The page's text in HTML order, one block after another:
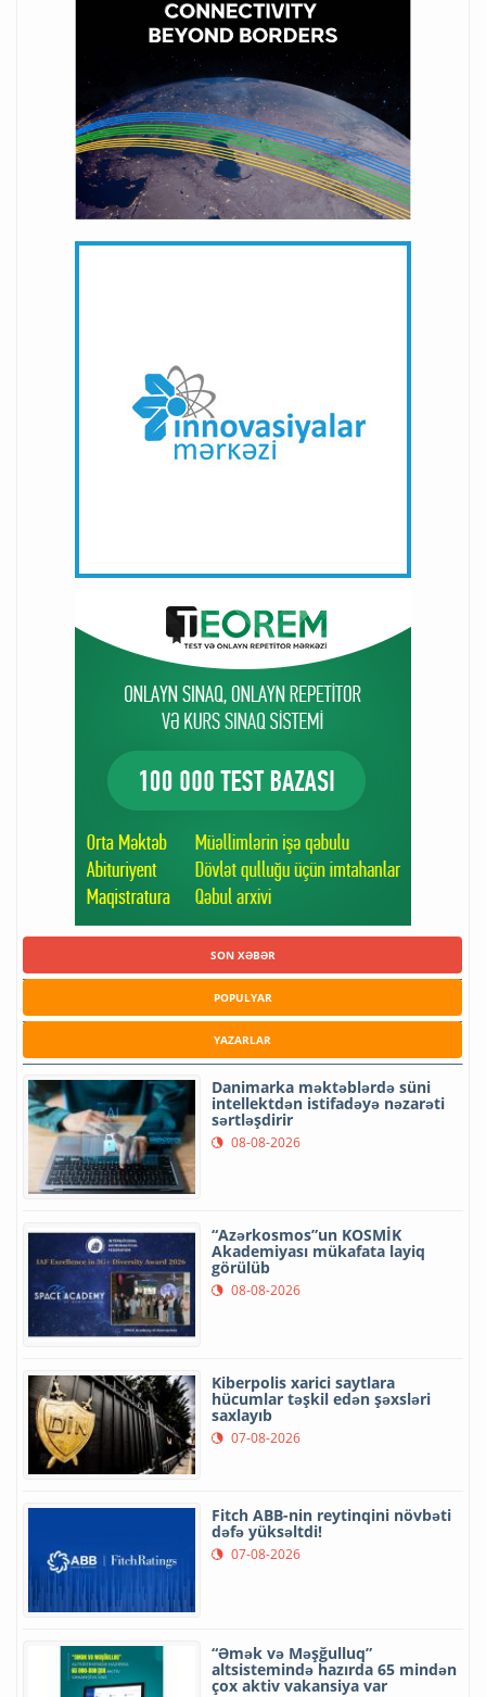
SON XƏBƏR
POPULYAR
YAZARLAR
Danimarka məktəblərdə süni
intellektdən istifadəyə nəzarəti
sərtləşdirir
08-08-2026
“Azərkosmos”un KOSMİK
Akademiyası mükafata layiq
görülüb
08-08-2026
Kiberpolis xarici saytlara
hücumlar təşkil edən şəxsləri
saxlayıb
07-08-2026
Fitch ABB-nin reytinqini növbəti
dəfə yüksəltdi!
07-08-2026
“Əmək və Məşğulluq”
altsistemində hazırda 65 mindən
çox aktiv vakansiya var